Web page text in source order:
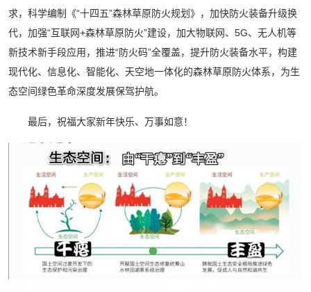
求，科学编制《“十四五”森林草原防火规划》，加快防火装备升级换
代，加强“互联网+森林草原防火”建设，加大物联网、5G、无人机等
新技术新手段应用，推进“防火码”全覆盖，提升防火装备水平，构建
现代化、信息化、智能化、天空地一体化的森林草原防火体系，为生
态空间绿色革命深度发展保驾护航。
最后，祝福大家新年快乐、万事如意！